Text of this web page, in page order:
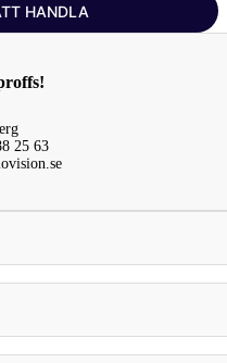
HANDLA
25 63